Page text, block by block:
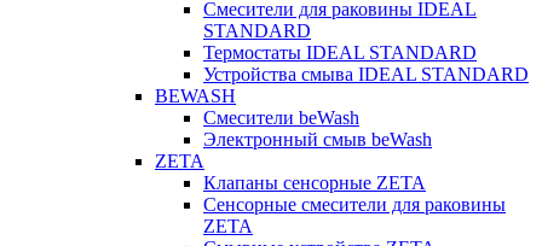
Смесители для раковины IDEAL
STANDARD
Термостаты IDEAL STANDARD
Устройства смыва IDEAL STANDARD
BEWASH
Смесители beWash
Электронный смыв beWash
ZETA
Клапаны сенсорные ZETA
Сенсорные смесители для раковины
ZETA